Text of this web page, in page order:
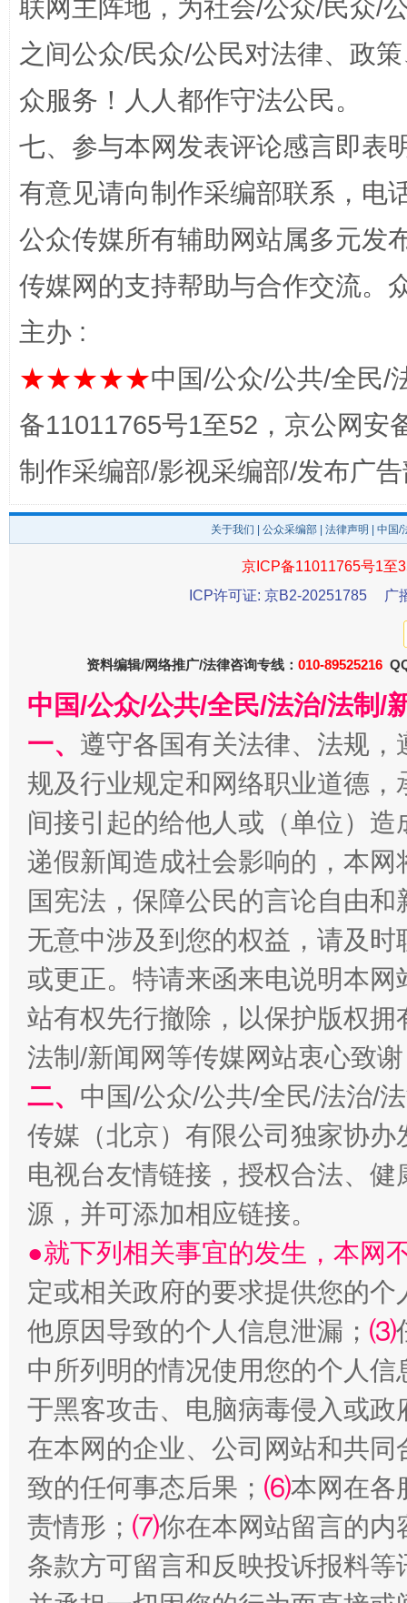
一颗心始终滚烫 还
完善运行机制助力责任有效落实
法徽映军营 权益有保障
一批国家标准开始实施
以产业富民促振兴 酒驾
从幼儿园到大学，有这些资助 “
事关残疾人未来5年
联网主阵地，为社会/公众/民众/
之间公众/民众/公民对法律、政
众服务！人人都作守法公民。
七、参与本网发表评论感言即表
有意见请向制作采编部联系，电
公众传媒所有辅助网站属多元发
传媒网的支持帮助与合作交流。
主办 :
★★★★★中国/公众/公共/全民/
备11011765号1至52，京公网安
制作采编部/影视采编部/发布广
关于我们 公众采编部 法律声明 | 中国
京ICP备11011765号1至
ICP许可证: 京B2-20251785
广
资料编辑/网络推广/法律咨询专线： 010-89525216
中国/公众/公共/全民/法治/法制/
一、 遵守各国有关法律、法规
规及行业规定和网络职业道德
间接引起的给他人或（单位）
递假新闻造成社会影响的，本
国宪法，保障公民的言论自由
无意中涉及到您的权益，请及
或更正。特请来函来电说明本
站有权先行撤除，以保护版权
法制/新闻网等传媒网站衷心致
二、 中国/公众/公共/全民/法治/
传媒（北京）有限公司独家协
电视台友情链接，授权合法、
源，并可添加相应链接。
●就下列相关事宜的发生，本网
定或相关政府的要求提供您的个
他原因导致的个人信息泄漏； ⑶
中所列明的情况使用您的个人
于黑客攻击、电脑病毒侵入或
在本网的企业、公司网站和共
致的任何事态后果； ⑹本网在各
责情形； ⑺你在本网站留言的内
条款方可留言和反映投诉报料